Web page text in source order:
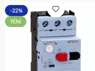
-22%
YENI